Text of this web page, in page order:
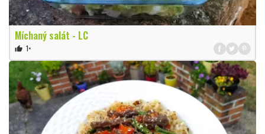
Míchaný salát - LC
thumb_up 1×